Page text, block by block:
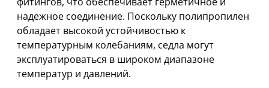
надежное соединение. Поскольку полипропилен
обладает высокой устойчивостью к
температурным колебаниям, седла могут
эксплуатироваться в широком диапазоне
температур и давлений.